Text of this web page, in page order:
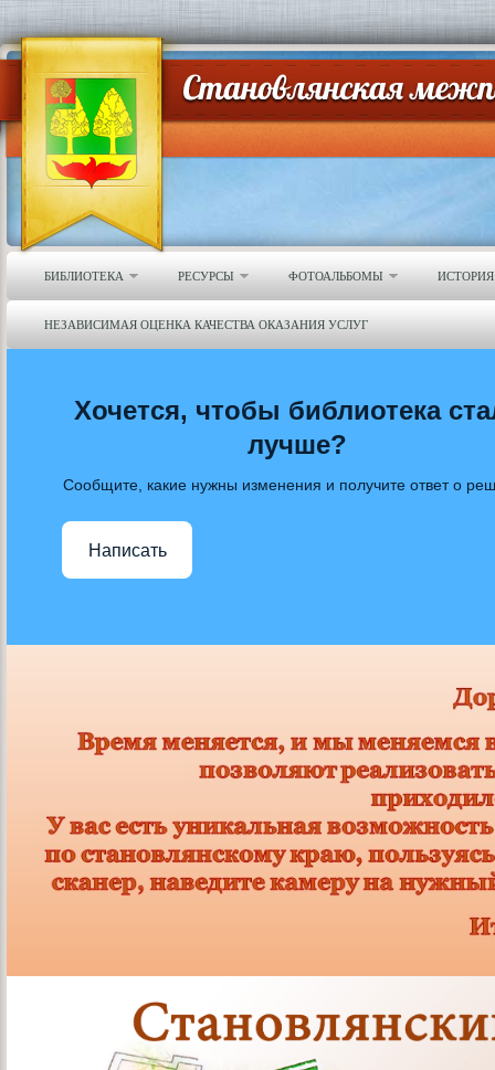
БИБЛИОТЕКА РЕСУРСЫ ФОТОАЛЬБОМЫ
НЕЗАВИСИМАЯ ОЦЕНКА КАЧЕСТВА ОКАЗАНИЯ УСЛУГ
Хочется, чтобы библиотека
лучше?
Сообщите, какие нужны изменения и получите ответ о
Написать